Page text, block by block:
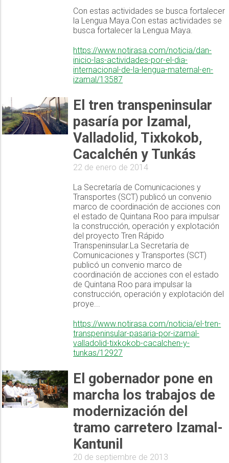
Con estas actividades se busca fortalecer
la Lengua Maya.Con estas actividades se
busca fortalecer la Lengua Maya.
https://www.notirasa.com/noticia/dan-
inicio-las-actividades-por-el-dia-
internacional-de-la-lengua-maternal-en-
izamal/13587
El tren transpeninsular
pasaría por Izamal,
Valladolid, Tixkokob,
Cacalchén y Tunkás
22 de enero de 2014
La Secretaría de Comunicaciones y
Transportes (SCT) publicó un convenio
marco de coordinación de acciones con
el estado de Quintana Roo para impulsar
la construcción, operación y explotación
del proyecto Tren Rápido
Transpeninsular.La Secretaría de
Comunicaciones y Transportes (SCT)
publicó un convenio marco de
coordinación de acciones con el estado
de Quintana Roo para impulsar la
construcción, operación y explotación del
proye...
https://www.notirasa.com/noticia/el-tren-
transpeninsular-pasaria-por-izamal-
valladolid-tixkokob-cacalchen-y-
tunkas/12927
El gobernador pone en
marcha los trabajos de
modernización del
tramo carretero Izamal-
Kantunil
20 de septiembre de 2013